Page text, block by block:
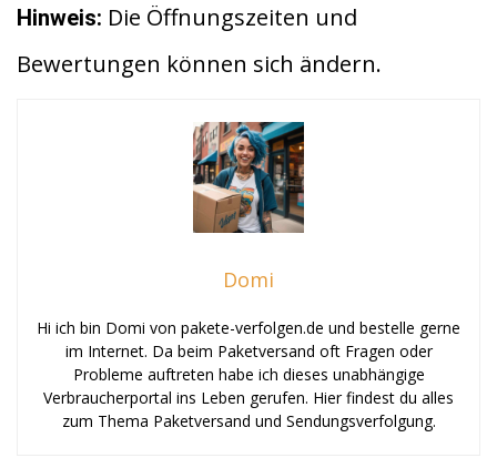
Hinweis: Die Öffnungszeiten und
Bewertungen können sich ändern.
Domi
Hi ich bin Domi von pakete-verfolgen.de und bestelle gerne
im Internet. Da beim Paketversand oft Fragen oder
Probleme auftreten habe ich dieses unabhängige
Verbraucherportal ins Leben gerufen. Hier findest du alles
zum Thema Paketversand und Sendungsverfolgung.